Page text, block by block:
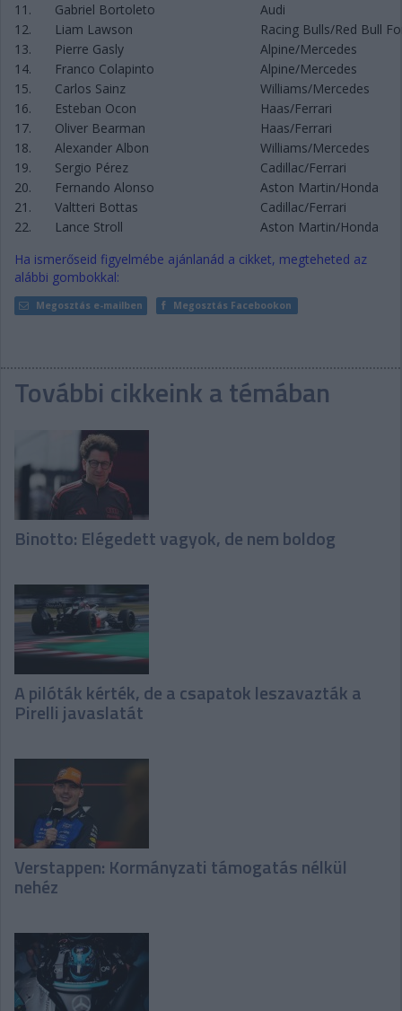
11.
Gabriel Bortoleto
Audi
12.
Liam Lawson
Racing Bulls/Red Bull
13.
Pierre Gasly
Alpine/Mercedes
14.
Franco Colapinto
Alpine/Mercedes
15.
Carlos Sainz
Williams/Mercedes
16.
Esteban Ocon
Haas/Ferrari
17.
Oliver Bearman
Haas/Ferrari
18.
Alexander Albon
Williams/Mercedes
19.
Sergio Pérez
Cadillac/Ferrari
20.
Fernando Alonso
Aston Martin/Honda
21.
Valtteri Bottas
Cadillac/Ferrari
22.
Lance Stroll
Aston Martin/Honda
Ha ismerőseid figyelmébe ajánlanád a cikket, megteheted az
alábbi gombokkal:
Megosztás e-mailben Megosztás Facebookon
További cikkeink a témában
Binotto: Elégedett vagyok, de nem boldog
A pilóták kérték, de a csapatok leszavazták a
Pirelli javaslatát
Verstappen: Kormányzati támogatás nélkül
nehéz